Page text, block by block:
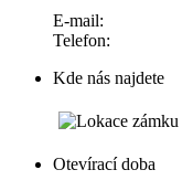
E-mail:
Telefon:
Kde nás najdete
Otevírací doba